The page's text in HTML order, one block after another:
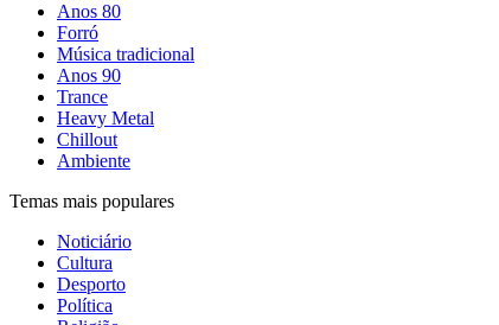
Anos 80
Forró
Música tradicional
Anos 90
Trance
Heavy Metal
Chillout
Ambiente
Temas mais populares
Noticiário
Cultura
Desporto
Política